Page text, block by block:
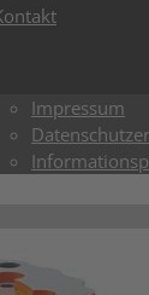
Impressum